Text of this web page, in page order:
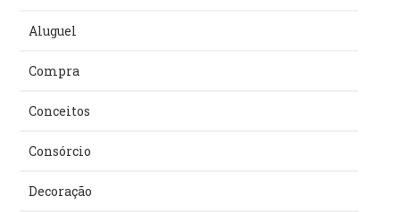
Aluguel
Compra
Conceitos
Consórcio
Decoração